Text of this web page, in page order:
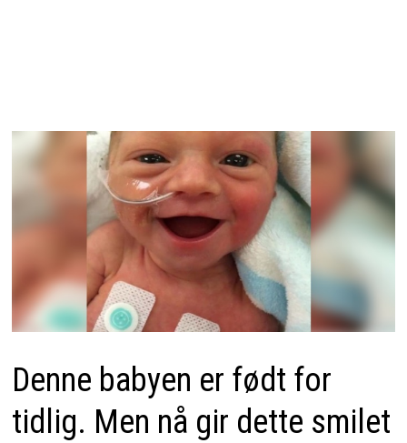
Denne babyen er født for
tidlig. Men nå gir dette smilet